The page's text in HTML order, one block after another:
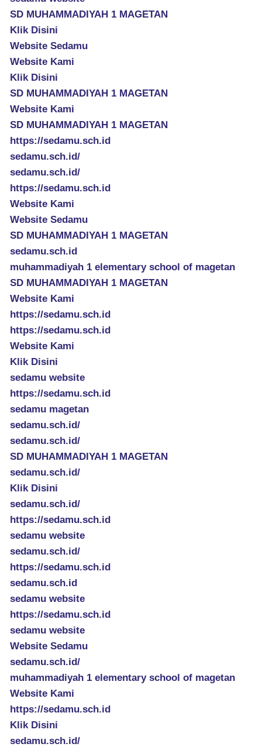
SD MUHAMMADIYAH 1 MAGETAN
Klik Disini
Website Sedamu
Website Kami
Klik Disini
SD MUHAMMADIYAH 1 MAGETAN
Website Kami
SD MUHAMMADIYAH 1 MAGETAN
https://sedamu.sch.id
sedamu.sch.id/
sedamu.sch.id/
https://sedamu.sch.id
Website Kami
Website Sedamu
SD MUHAMMADIYAH 1 MAGETAN
sedamu.sch.id
muhammadiyah 1 elementary school of magetan
SD MUHAMMADIYAH 1 MAGETAN
Website Kami
https://sedamu.sch.id
https://sedamu.sch.id
Website Kami
Klik Disini
sedamu website
https://sedamu.sch.id
sedamu magetan
sedamu.sch.id/
sedamu.sch.id/
SD MUHAMMADIYAH 1 MAGETAN
sedamu.sch.id/
Klik Disini
sedamu.sch.id/
https://sedamu.sch.id
sedamu website
sedamu.sch.id/
https://sedamu.sch.id
sedamu.sch.id
sedamu website
https://sedamu.sch.id
sedamu website
Website Sedamu
sedamu.sch.id/
muhammadiyah 1 elementary school of magetan
Website Kami
https://sedamu.sch.id
Klik Disini
sedamu.sch.id/